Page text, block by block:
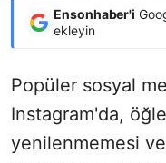
Ensonhaber'i
ekleyin
Popüler sosyal
Instagram'da,
yenilenmemesi